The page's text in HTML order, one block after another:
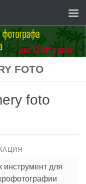
FOTO
foto
инструмент для